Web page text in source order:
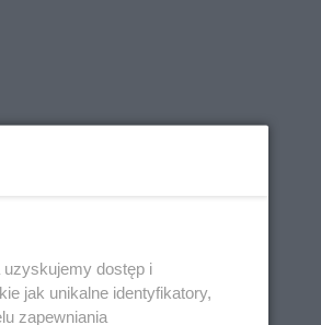
uzyskujemy dostęp i
jak unikalne identyfikatory,
zapewniania